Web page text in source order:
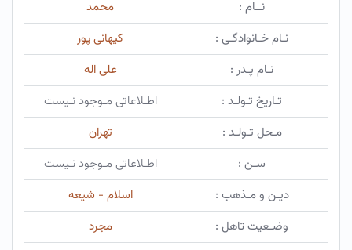
نــام :
محمد
نـام خـانوادگـی :
کیهانی پور
نـام پـدر :
علی اله
تـاریخ تـولـد :
اطـلاعاتی مـوجود نـیست
مـحل تـولـد :
تهران
سـن :
اطـلاعاتی مـوجود نـیست
دیـن و مـذهب :
اسلام - شیعه
وضـعیت تاهل :
مجرد